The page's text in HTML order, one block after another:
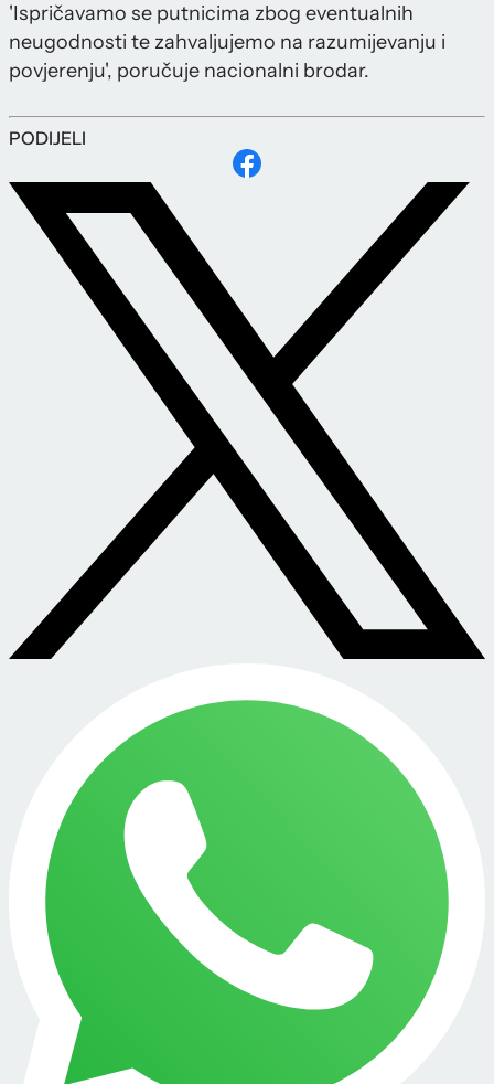
'Ispričavamo se putnicima zbog eventualnih
neugodnosti te zahvaljujemo na razumijevanju i
povjerenju', poručuje nacionalni brodar.
PODIJELI